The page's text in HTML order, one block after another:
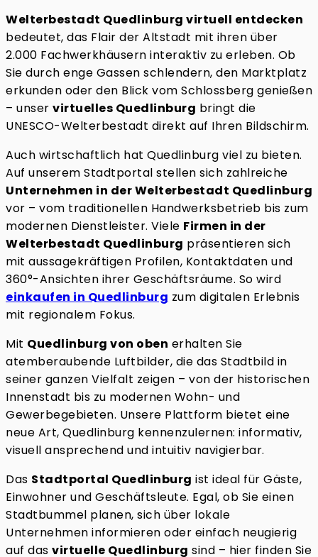
Welterbestadt Quedlinburg virtuell entdecken
bedeutet, das Flair der Altstadt mit ihren über
2.000 Fachwerkhäusern interaktiv zu erleben. Ob
Sie durch enge Gassen schlendern, den Marktplatz
erkunden oder den Blick vom Schlossberg genießen
– unser virtuelles Quedlinburg bringt die
UNESCO-Welterbestadt direkt auf Ihren Bildschirm.
Auch wirtschaftlich hat Quedlinburg viel zu bieten.
Auf unserem Stadtportal stellen sich zahlreiche
Unternehmen in der Welterbestadt Quedlinburg
vor – vom traditionellen Handwerksbetrieb bis zum
modernen Dienstleister. Viele Firmen in der
Welterbestadt Quedlinburg präsentieren sich
mit aussagekräftigen Profilen, Kontaktdaten und
360°-Ansichten ihrer Geschäftsräume. So wird
einkaufen in Quedlinburg zum digitalen Erlebnis
mit regionalem Fokus.
Mit Quedlinburg von oben erhalten Sie
atemberaubende Luftbilder, die das Stadtbild in
seiner ganzen Vielfalt zeigen – von der historischen
Innenstadt bis zu modernen Wohn- und
Gewerbegebieten. Unsere Plattform bietet eine
neue Art, Quedlinburg kennenzulernen: informativ,
visuell ansprechend und intuitiv navigierbar.
Das Stadtportal Quedlinburg ist ideal für Gäste,
Einwohner und Geschäftsleute. Egal, ob Sie einen
Stadtbummel planen, sich über lokale
Unternehmen informieren oder einfach neugierig
auf das virtuelle Quedlinburg sind – hier finden Sie